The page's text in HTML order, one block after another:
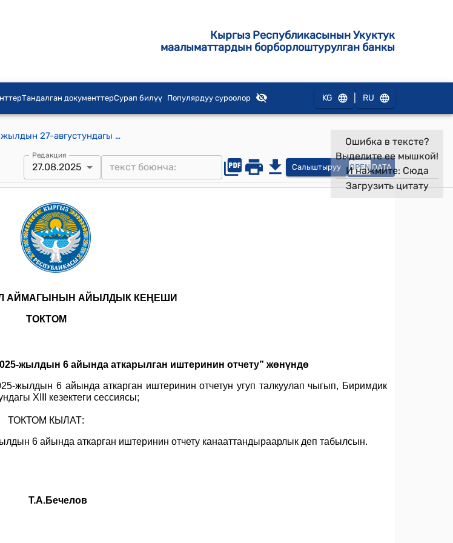
Кыргыз Республикасынын Укуктук
маалыматтардын борборлоштурулган банкы
Тандалган документтерСурап билүү Популярдуу суроолор KG RU
Биримдик айыл аймагынын айылдык кеңешинин 2025-жылдын 27-августундагы № 85 "“Биримдик айыл өкмөтүнүн башчысынын 2025-жылдын 6 айында аткарылган иштеринин отчету ” жөнүндө" токтому
Редакция
27.08.2025 Салыштыруу OPEN DATA
Ошибка в тексте?
Выделите ее мышкой!
И нажмите: Сюда
Загрузить цитату